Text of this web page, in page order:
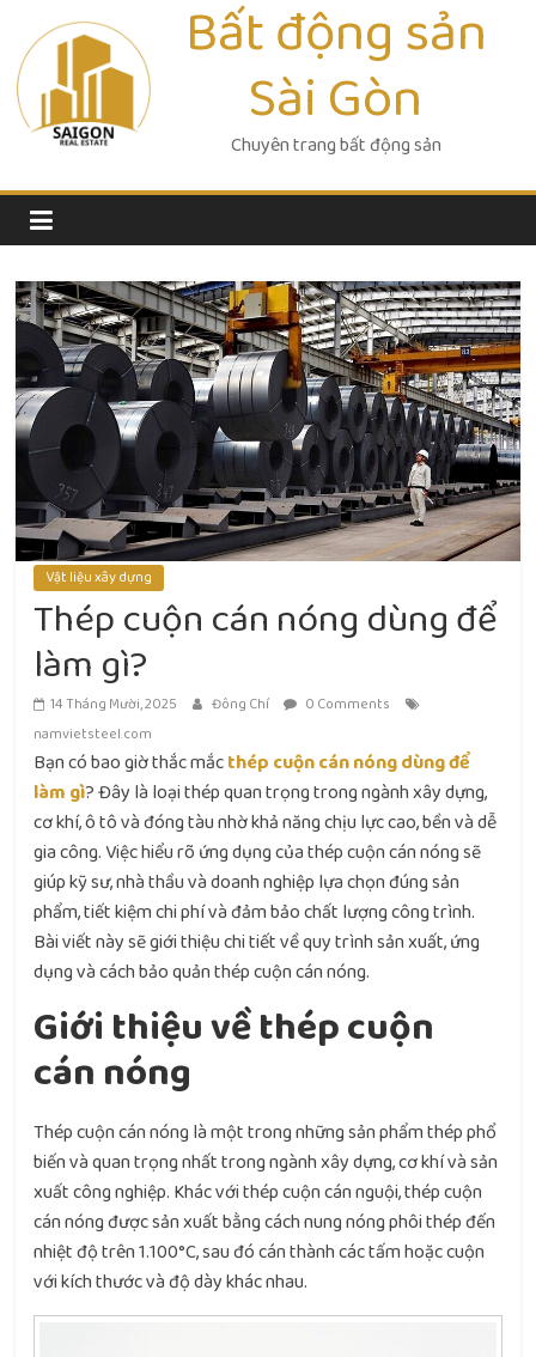
content
Bất động sản
Sài Gòn
Chuyên trang bất động sản
Vật liệu xây dựng
Thép cuộn cán nóng dùng để
làm gì?
14 Tháng Mười, 2025 Đông Chí
0 Comments
namvietsteel.com
Bạn có bao giờ thắc mắcthép cuộn cán nóng dùng để
làm gì? Đây là loại thép quan trọng trong ngành xây dựng,
cơ khí, ô tô và đóng tàu nhờ khả năng chịu lực cao, bền và dễ
gia công. Việc hiểu rõ ứng dụng của thép cuộn cán nóng sẽ
giúp kỹ sư, nhà thầu và doanh nghiệp lựa chọn đúng sản
phẩm, tiết kiệm chi phí và đảm bảo chất lượng công trình.
Bài viết này sẽ giới thiệu chi tiết về quy trình sản xuất, ứng
dụng và cách bảo quản thép cuộn cán nóng.
Giới thiệu về thép cuộn
cán nóng
Thép cuộn cán nóng là một trong những sản phẩm thép phổ
biến và quan trọng nhất trong ngành xây dựng, cơ khí và sản
xuất công nghiệp. Khác với thép cuộn cán nguội, thép cuộn
cán nóng được sản xuất bằng cách nung nóng phôi thép đến
nhiệt độ trên 1.100°C, sau đó cán thành các tấm hoặc cuộn
với kích thước và độ dày khác nhau.